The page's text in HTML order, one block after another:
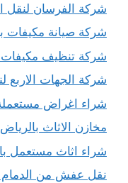
شركة الفرسان لنقل
شركة صيانة مكيفات
شركة تنظيف مكيفات
شركة الجهات الاربع
شراء اغراض
مخازن الاثاث بالرياض
شراء اثاث مستعمل
نقل عفش من الدمام